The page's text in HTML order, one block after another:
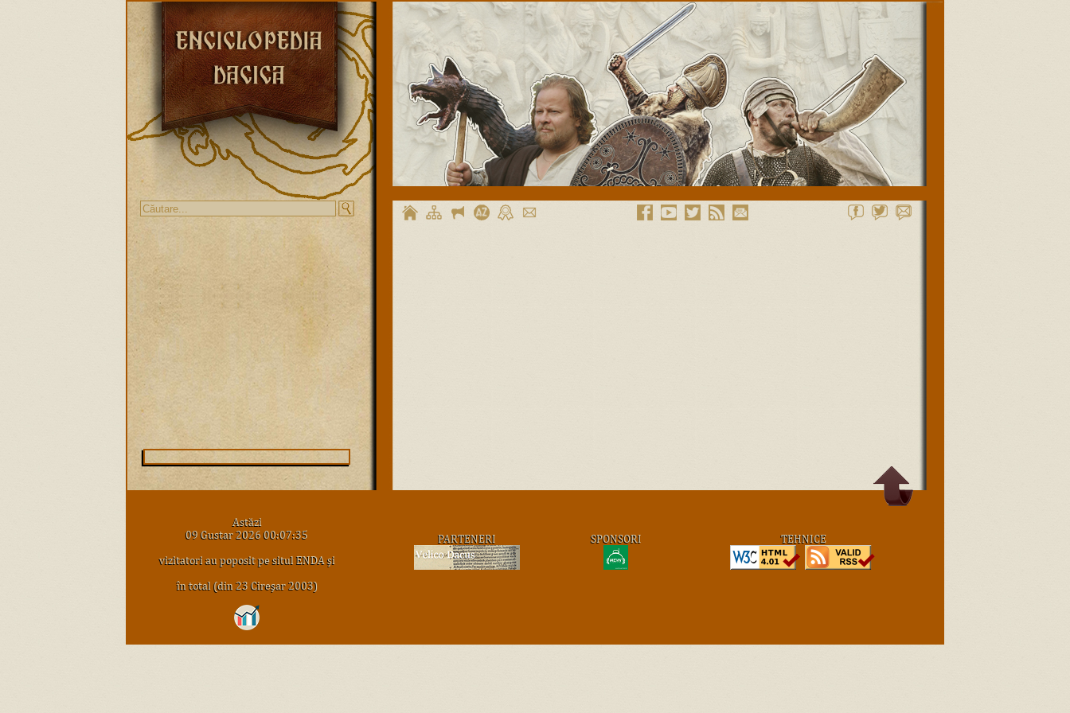
Astăzi
09 Gustar 2026 00:07:35
vizitatori au poposit pe situl ENDA şi
în total (din 23 Cireşar 2003)
PARTENERI SPONSORI TEHNICE